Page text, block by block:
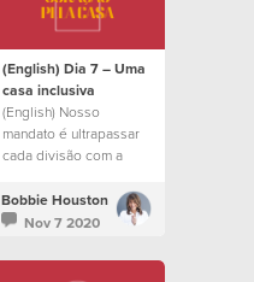
(English) Dia 7 – Uma
casa inclusiva
(English) Nosso
mandato é ultrapassar
cada divisão com a
Cristo teve
Bobbie Houston
Nov 7 2020